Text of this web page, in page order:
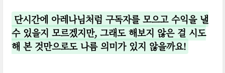
단시간에 아레나님처럼 구독자를 모으고 수익을 낼
수 있을지 모르겠지만, 그래도 해보지 않은 걸 시도
해 본 것만으로도 나름 의미가 있지 않을까요!